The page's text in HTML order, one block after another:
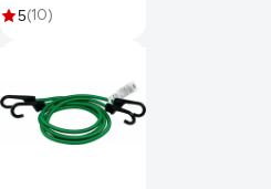
800x1200x860
5(10)